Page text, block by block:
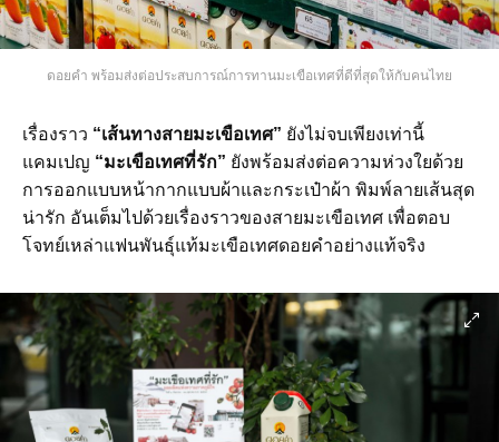
ดอยคำ พร้อมส่งต่อประสบการณ์การทานมะเขือเทศที่ดีที่สุดให้กับคนไทย
เรื่องราว “เส้นทางสายมะเขือเทศ” ยังไม่จบเพียงเท่านี้
แคมเปญ “มะเขือเทศที่รัก” ยังพร้อมส่งต่อความห่วงใยด้วย
การออกแบบหน้ากาก‎แบบผ้าและกระเป๋าผ้า พิมพ์ลายเส้นสุด
น่ารัก อันเต็มไปด้วยเรื่องราวของสายมะเขือเทศ เพื่อตอบ
โจทย์เหล่าแฟนพันธุ์แท้มะเขือเทศดอยคำอย่างแท้จริง